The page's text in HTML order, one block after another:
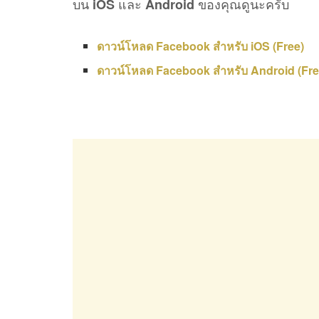
iOS Android
ดาวน์โหลด Facebook สำหรับ iOS (Free)
ดาวน์โหลด Facebook สำหรับ Android